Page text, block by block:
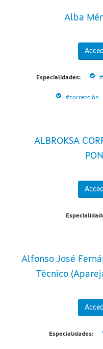
Alba
Especialidades:
#corrección
ALBROKSA
Alfonso José
Técnico
Especialidades: